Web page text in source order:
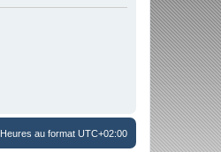
Heures au format UTC+02:00